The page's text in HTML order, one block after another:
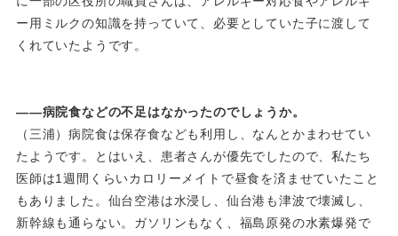
ー用ミルクの知識を持っていて、必要としていた子に渡して
くれていたようです。
――病院食などの不足はなかったのでしょうか。
（三浦）病院食は保存食なども利用し、なんとかまわせてい
たようです。とはいえ、患者さんが優先でしたので、私たち
医師は1週間くらいカロリーメイトで昼食を済ませていたこと
もありました。仙台空港は水浸し、仙台港も津波で壊滅し、
新幹線も通らない。ガソリンもなく、福島原発の水素爆発で